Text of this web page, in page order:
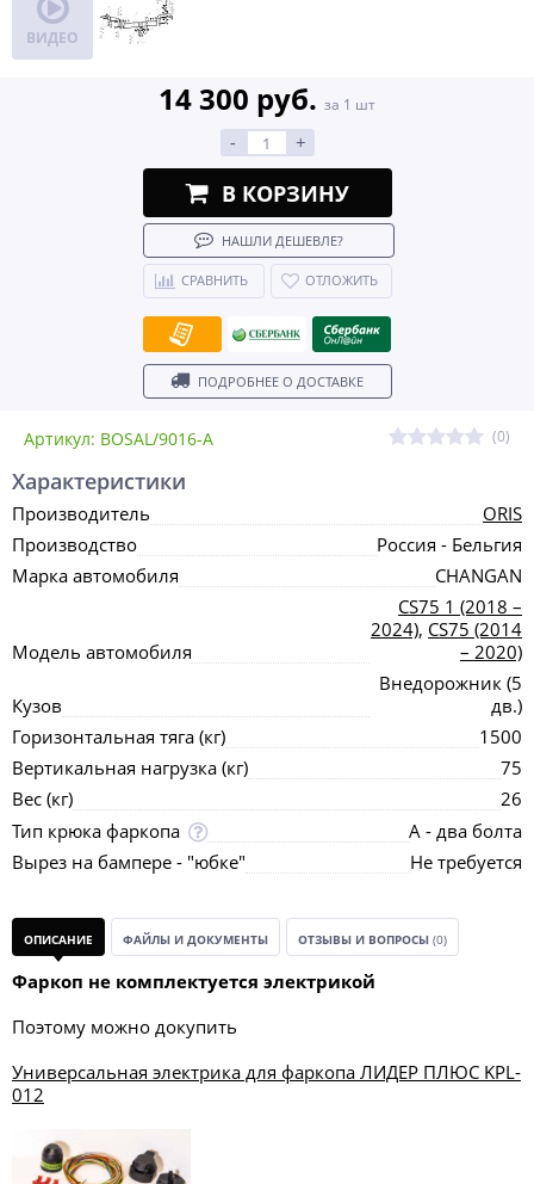
ВИДЕО
Артикул: BOSAL/9016-A (0)
14 300 руб. за 1 шт
- +
В КОРЗИНУ
НАШЛИ ДЕШЕВЛЕ?
СРАВНИТЬ ОТЛОЖИТЬ
ПОДРОБНЕЕ О ДОСТАВКЕ
Характеристики
Производитель
ORIS
Производство
Россия - Бельгия
Марка автомобиля
CHANGAN
Модель автомобиля
CS75 1 (2018 –
2024), CS75 (2014
– 2020)
Кузов
Внедорожник (5
дв.)
Горизонтальная тяга (кг)
1500
Вертикальная нагрузка (кг)
75
Вес (кг)
26
Тип крюка фаркопа
А - два болта
Вырез на бампере - "юбке"
Не требуется
ОПИСАНИЕ ФАЙЛЫ И ДОКУМЕНТЫ ОТЗЫВЫ И ВОПРОСЫ (0)
Фаркоп не комплектуется электрикой
Поэтому можно докупить
Универсальная электрика для фаркопа ЛИДЕР ПЛЮС KPL-
012